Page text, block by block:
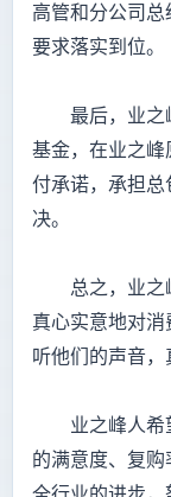
高管和分公司
要求落实到位。
最后，业之峰
基金，在业之
付承诺，承担
决。
总之，业之峰
真心实意地对
听他们的声音，
业之峰人希望
的满意度、复